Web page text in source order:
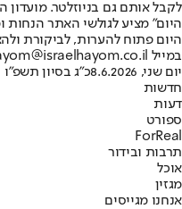
לקבל אותם גם בניוזלטר.
היום" מציע לגולשי האתר הנחות
היום פתוח להערות, לביקורת
במייל hayom@israelhayom.co.il.
יום שני, 8.6.2026
כ"ג בסיון תשפ"ו
חדשות
דעות
ספורט
ForReal
תרבות ובידור
אוכל
מגזין
אנחנו מגייסים